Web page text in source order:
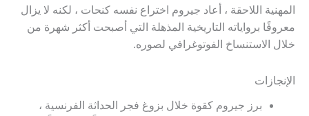
المهنية اللاحقة ، أعاد جيروم اختراع نفسه كنحات ، لكنه لا يزال
معروفًا برواياته التاريخية المذهلة التي أصبحت أكثر شهرة من
خلال الاستنساخ الفوتوغرافي لصوره.
الإنجازات
برز جيروم كقوة خلال بزوغ فجر الحداثة الفرنسية ،